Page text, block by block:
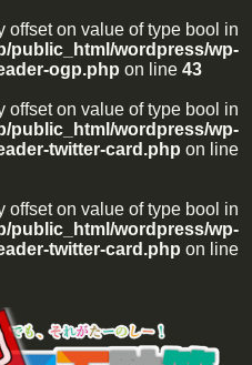
offset on value of type bool in
public_html/wordpress/wp-
ogp.php on line 43
offset on value of type bool in
public_html/wordpress/wp-
twitter-card.php on line
offset on value of type bool in
public_html/wordpress/wp-
twitter-card.php on line